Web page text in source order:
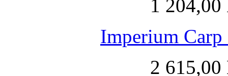
1 204,00
Imperium
2 615,00